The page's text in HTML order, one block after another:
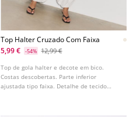
Top Halter Cruzado Com Faixa
5,99 €
-54% 12,99 €
Top de gola halter e decote em bico.
Costas descobertas. Parte inferior
ajustada tipo faixa. Detalhe de tecido